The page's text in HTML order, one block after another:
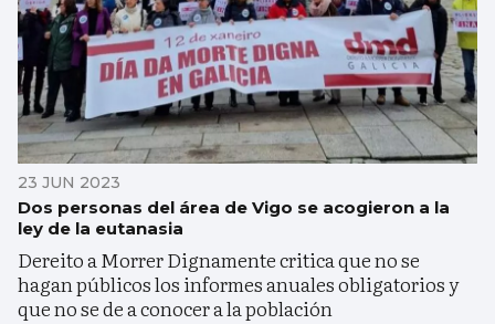
23 JUN 2023
Dos personas del área de Vigo se acogieron a la
ley de la eutanasia
Dereito a Morrer Dignamente critica que no se
hagan públicos los informes anuales obligatorios y
que no se de a conocer a la población